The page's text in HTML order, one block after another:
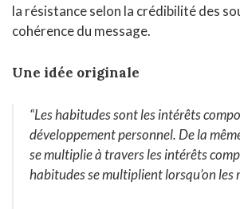
la résistance selon la crédibilité des
cohérence du message.
Une idée originale
“Les habitudes sont les intérêts
développement personnel. De la
se multiplie à travers les intérêts
habitudes se multiplient lorsqu’on les